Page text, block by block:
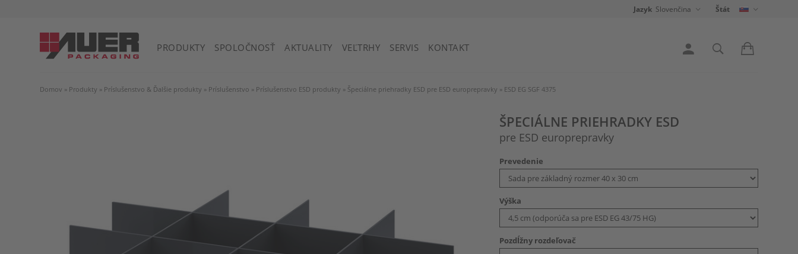
Jazyk Slovenčina Štát
PRODUKTY SPOLOČNOSŤ AKTUALITY VEĽTRHY SERVIS KONTAKT
Domov » Produkty » Príslušenstvo & Ďalšie produkty » Príslušenstvo » Príslušenstvo ESD produkty » Špeciálne priehradky ESD pre ESD europrepravky » ESD EG SGF 4375
ŠPECIÁLNE PRIEHRADKY ESD
pre ESD europrepravky
Prevedenie
Výška
Pozdĺžny rozdeľovač